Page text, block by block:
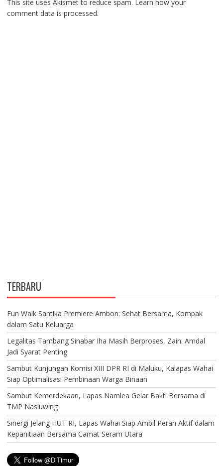
This site uses Akismet to reduce spam. Learn how your
comment data is processed.
TERBARU
Fun Walk Santika Premiere Ambon: Sehat Bersama, Kompak
dalam Satu Keluarga
Legalitas Tambang Sinabar Iha Masih Berproses, Zain: Amdal
Jadi Syarat Penting
Sambut Kunjungan Komisi XIII DPR RI di Maluku, Kalapas Wahai
Siap Optimalisasi Pembinaan Warga Binaan
Sambut Kemerdekaan, Lapas Namlea Gelar Bakti Bersama di
TMP Nasluwing
Sinergi Jelang HUT RI, Lapas Wahai Siap Ambil Peran Aktif dalam
Kepanitiaan Bersama Camat Seram Utara